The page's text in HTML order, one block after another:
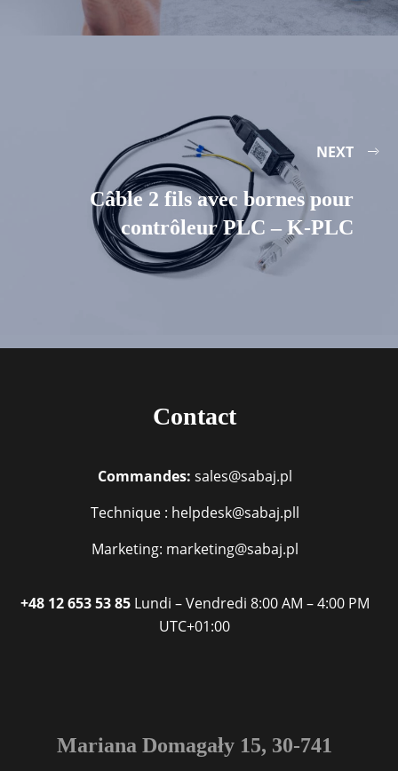
NEXT
Câble 2 fils avec bornes pour
contrôleur PLC – K-PLC
Contact
Commandes: sales@sabaj.pl
Technique : helpdesk@sabaj.pll
Marketing: marketing@sabaj.pl
+48 12 653 53 85 Lundi – Vendredi 8:00 AM – 4:00 PM
UTC+01:00
Mariana Domagały 15, 30-741